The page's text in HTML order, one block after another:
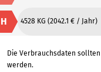
H 4528 KG (2042.1 € / Jahr)
Die Verbrauchsdaten
werden.